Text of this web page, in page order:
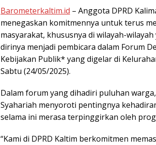
Barometerkaltim.id – Anggota DPRD
menegaskan komitmennya untuk terus
masyarakat, khususnya di wilayah-
dirinya menjadi pembicara dalam Forum
Kebijakan Publik* yang digelar di
Sabtu (24/05/2025).
Dalam forum yang dihadiri puluhan
Syahariah menyoroti pentingnya
selama ini merasa terpinggirkan oleh
“Kami di DPRD Kaltim berkomitmen